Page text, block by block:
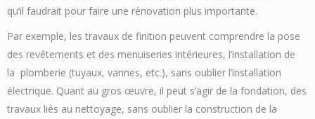
qu’il faudrait pour faire une rénovation plus importante.
Par exemple, les travaux de finition peuvent comprendre la pose
des revêtements et des menuiseries intérieures, l’installation de
la plomberie (tuyaux, vannes, etc.), sans oublier l’installation
électrique. Quant au gros œuvre, il peut s’agir de la fondation, des
travaux liés au nettoyage, sans oublier la construction de la